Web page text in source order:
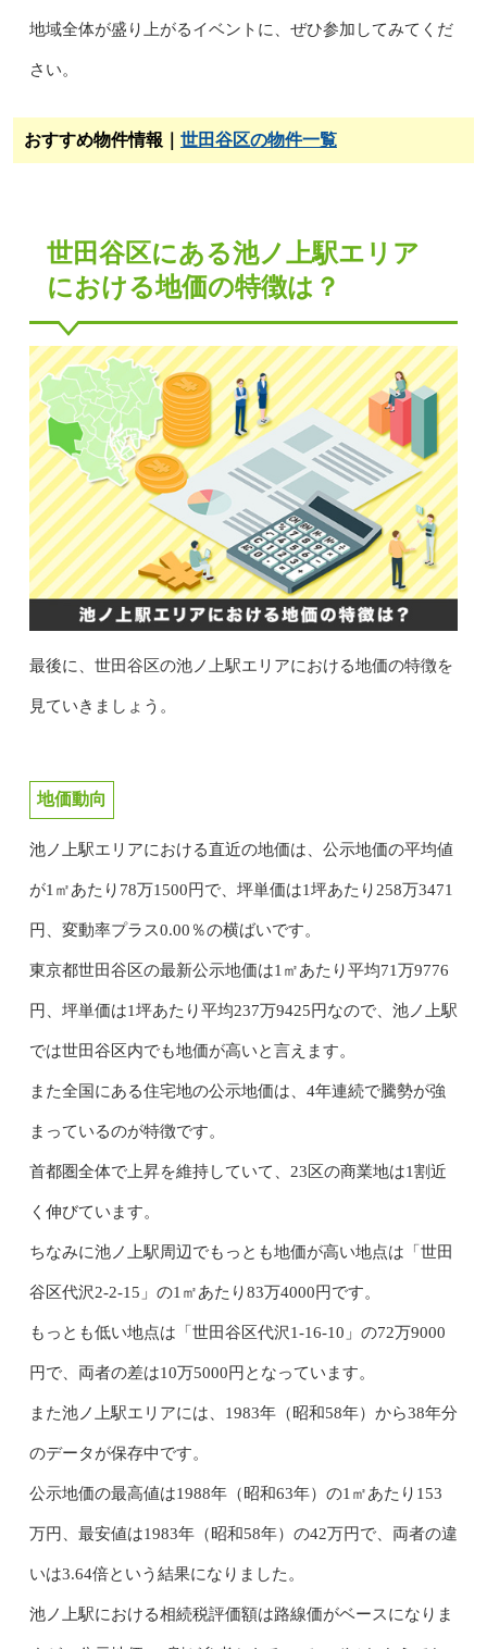
地域全体が盛り上がるイベントに、ぜひ参加してみてくだ
さい。
おすすめ物件情報｜ 世田谷区の物件一覧
世田谷区にある池ノ上駅エリア
における地価の特徴は？
最後に、世田谷区の池ノ上駅エリアにおける地価の特徴を
見ていきましょう。
地価動向
池ノ上駅エリアにおける直近の地価は、公示地価の平均値
が1㎡あたり78万1500円で、坪単価は1坪あたり258万3471
円、変動率プラス0.00％の横ばいです。
東京都世田谷区の最新公示地価は1㎡あたり平均71万9776
円、坪単価は1坪あたり平均237万9425円なので、池ノ上駅
では世田谷区内でも地価が高いと言えます。
また全国にある住宅地の公示地価は、4年連続で騰勢が強
まっているのが特徴です。
首都圏全体で上昇を維持していて、23区の商業地は1割近
く伸びています。
ちなみに池ノ上駅周辺でもっとも地価が高い地点は「世田
谷区代沢2-2-15」の1㎡あたり83万4000円です。
もっとも低い地点は「世田谷区代沢1-16-10」の72万9000
円で、両者の差は10万5000円となっています。
また池ノ上駅エリアには、1983年（昭和58年）から38年分
のデータが保存中です。
公示地価の最高値は1988年（昭和63年）の1㎡あたり153
万円、最安値は1983年（昭和58年）の42万円で、両者の違
いは3.64倍という結果になりました。
池ノ上駅における相続税評価額は路線価がベースになりま